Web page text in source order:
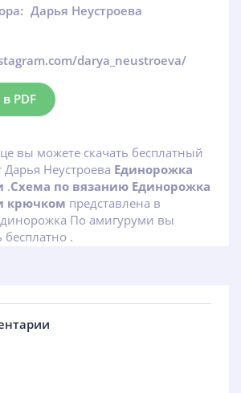
Дарья Неустроева
darya_neustroeva/
PDF
вы можете скачать бесплатный
Дарья Неустроева Единорожка
.Схема по вязанию Единорожка
крючком представлена в
По амигуруми вы
бесплатно .